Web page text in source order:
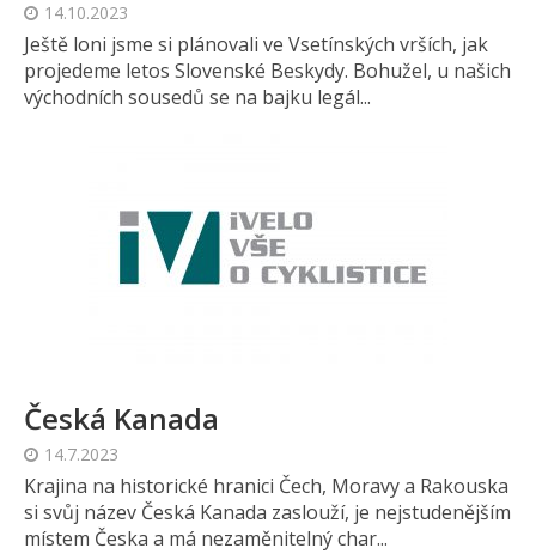
14.10.2023
Ještě loni jsme si plánovali ve Vsetínských vrších, jak
projedeme letos Slovenské Beskydy. Bohužel, u našich
východních sousedů se na bajku legál...
Česká Kanada
14.7.2023
Krajina na historické hranici Čech, Moravy a Rakouska
si svůj název Česká Kanada zaslouží, je nejstudenějším
místem Česka a má nezaměnitelný char...